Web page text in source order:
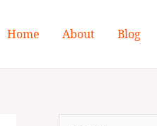
Home About Blog